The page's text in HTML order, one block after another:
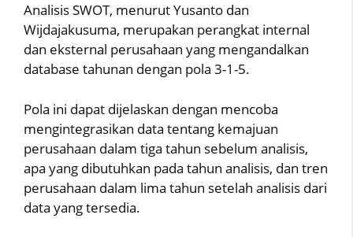
Analisis SWOT, menurut Yusanto dan
Wijdajakusuma, merupakan perangkat internal
dan eksternal perusahaan yang mengandalkan
database tahunan dengan pola 3-1-5.
Pola ini dapat dijelaskan dengan mencoba
mengintegrasikan data tentang kemajuan
perusahaan dalam tiga tahun sebelum analisis,
apa yang dibutuhkan pada tahun analisis, dan tren
perusahaan dalam lima tahun setelah analisis dari
data yang tersedia.